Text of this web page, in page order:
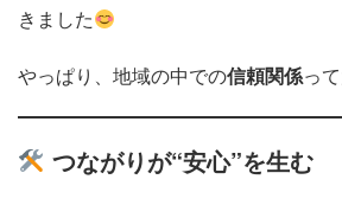
きました
やっぱり、地域の中での信頼関係っ
つながりが“安心”を生む